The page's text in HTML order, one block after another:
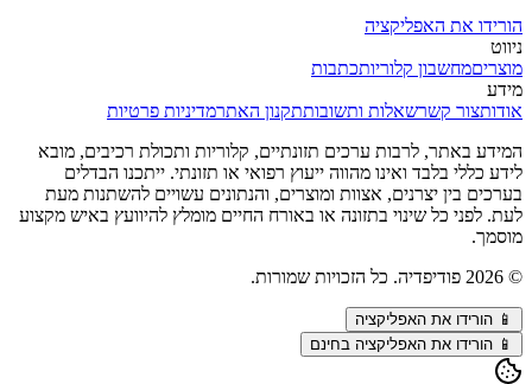
הורידו את האפליקציה
ניווט
מוצריםמחשבון קלוריותכתבות
מידע
אודותצור קשרשאלות ותשובותתקנון האתרמדיניות פרטיות
המידע באתר, לרבות ערכים תזונתיים, קלוריות ותכולת רכיבים, מובא
לידע כללי בלבד ואינו מהווה ייעוץ רפואי או תזונתי. ייתכנו הבדלים
בערכים בין יצרנים, אצוות ומוצרים, והנתונים עשויים להשתנות מעת
לעת. לפני כל שינוי בתזונה או באורח החיים מומלץ להיוועץ באיש מקצוע
מוסמך.
©
2026 פודיפדיה. כל הזכויות שמורות.
📱 הורידו את האפליקציה
📱 הורידו את האפליקציה בחינם